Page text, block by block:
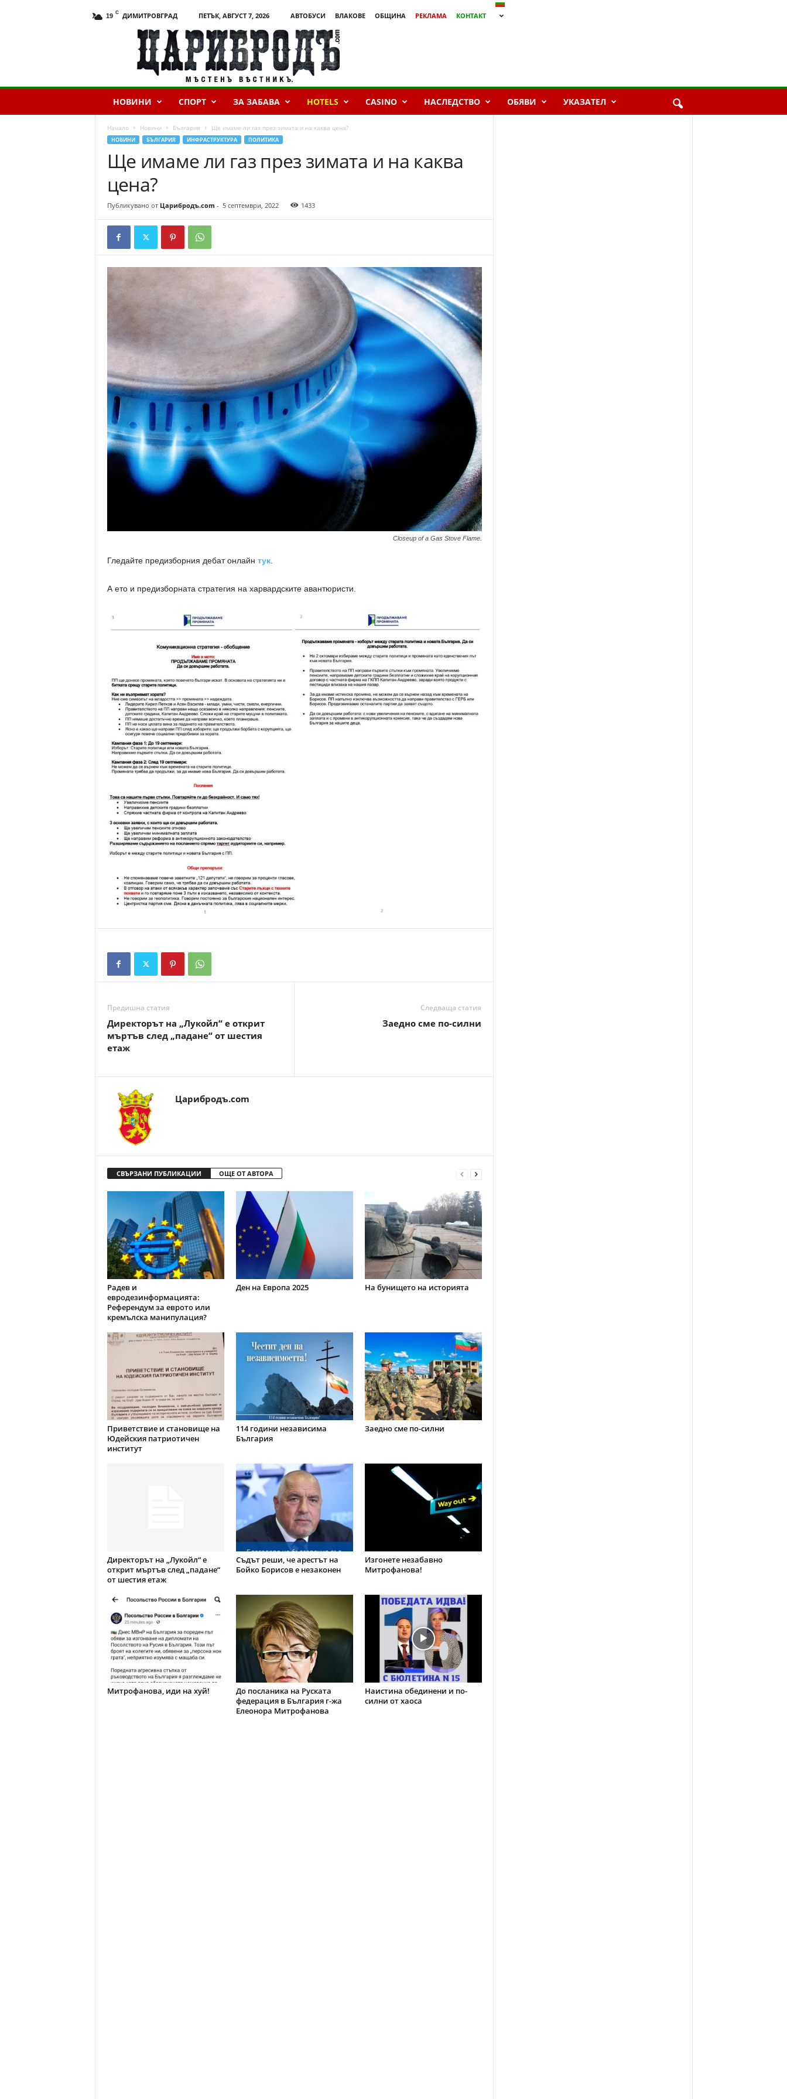
19 C ДИМИТРОВГРАД ПЕТЪК, АВГУСТ 7, 2026 АВТОБУСИ ВЛАКОВЕ ОБЩИНА РЕКЛАМА
КОНТАКТ
р
д
НОВИНИ СПОРТ ЗА ЗАБАВА HOTELS CASINO НАСЛЕДСТВО ОБЯВИ УКАЗАТЕЛ
Начало Новини България Ще имаме ли газ през зимата и на каква цена?
НОВИНИ БЪЛГАРИЯ ИНФРАСТРУКТУРА ПОЛИТИКА
Ще имаме ли газ през зимата и на каква
цена?
Публикувано от Царибродъ.com - 5 септември, 2022 1433
Closeup of a Gas Stove Flame.
Гледайте предизборния дебат онлайн тук.
А ето и предизборната стратегия на харвардските авантюристи.
Предишна статия
Директорът на „Лукойл“ е открит
мъртъв след „падане“ от шестия
етаж
Следваща статия
Заедно сме по-силни
Царибродъ.com
СВЪРЗАНИ ПУБЛИКАЦИИ ОЩЕ ОТ АВТОРА
Радев и
евродезинформацията:
Референдум за еврото или
кремълска манипулация?
Ден на Европа 2025 На бунището на историята
Приветствие и становище на
Юдейския патриотичен
институт
114 години независима
България
Заедно сме по-силни
Директорът на „Лукойл“ е
открит мъртъв след „падане“
от шестия етаж
Съдът реши, че арестът на
Бойко Борисов е незаконен
Изгонете незабавно
Митрофанова!
Митрофанова, иди на хуй!
До посланика на Руската
федерация в България г-жа
Елеонора Митрофанова
Наистина обединени и по-
силни от хаоса